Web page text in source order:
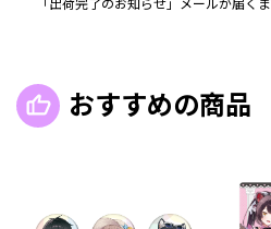
「出荷完了のお知らせ」メールが届く
おすすめの商品